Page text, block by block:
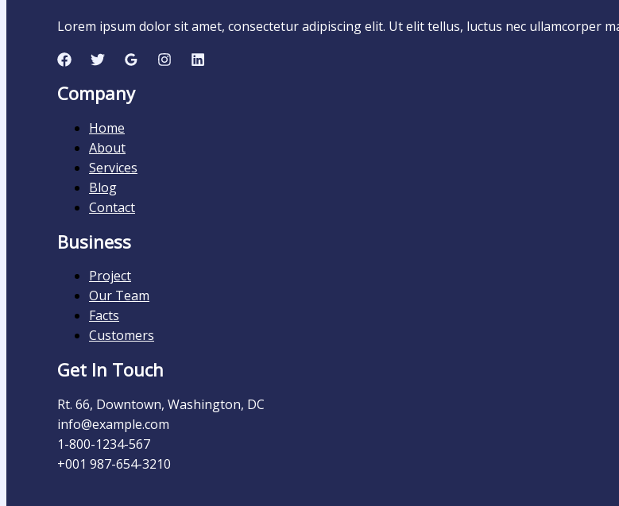
Lorem ipsum dolor sit amet, consectetur adipiscing elit. Ut elit tellus, luctus nec ullamcorper
Company
Home
About
Services
Blog
Contact
Business
Project
Our Team
Facts
Customers
Get In Touch
Rt. 66, Downtown, Washington, DC
info@example.com​
1-800-1234-567
+001 987-654-3210